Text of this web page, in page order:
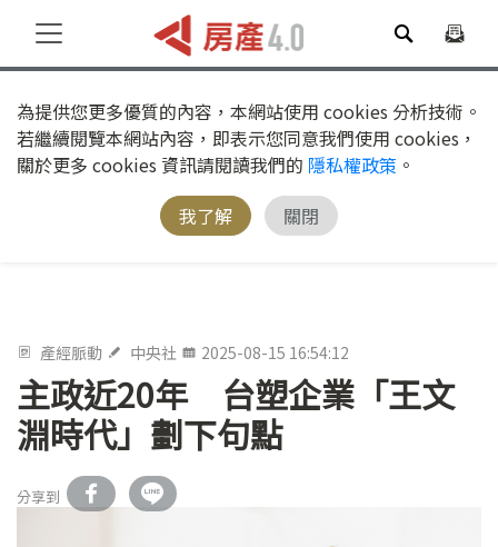
為提供您更多優質的內容，本網站使用 cookies 分析技術。
若繼續閱覽本網站內容，即表示您同意我們使用 cookies，
關於更多 cookies 資訊請閱讀我們的 隱私權政策 。
我了解
關閉
產經脈動 中央社 2025-08-15 16:54:12
主政近20年 台塑企業「王文
淵時代」劃下句點
分享到